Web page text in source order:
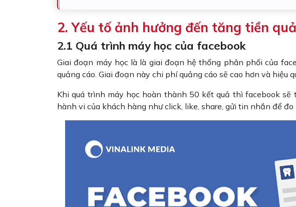
2. Yếu tố ảnh hưởng đến tăng tiền
2.1 Quá trình máy học của facebook
Giai đoạn máy học là là giai đoạn hệ thống phân phối của
quảng cáo. Giai đoạn này chi phí quảng cáo sẽ cao hơn và hiệu
Khi quá trình máy học hoàn thành 50 kết quả thì facebook
hành vi của khách hàng như click, like, share, gửi tin nhắn để